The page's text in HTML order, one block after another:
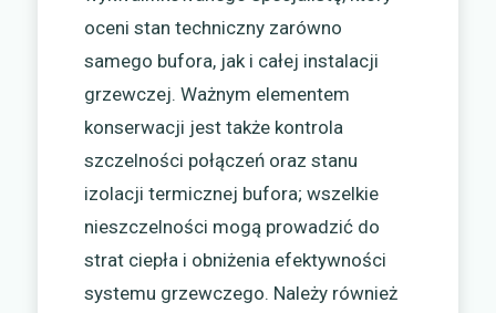
oceni stan techniczny zarówno
samego bufora, jak i całej instalacji
grzewczej. Ważnym elementem
konserwacji jest także kontrola
szczelności połączeń oraz stanu
izolacji termicznej bufora; wszelkie
nieszczelności mogą prowadzić do
strat ciepła i obniżenia efektywności
systemu grzewczego. Należy również